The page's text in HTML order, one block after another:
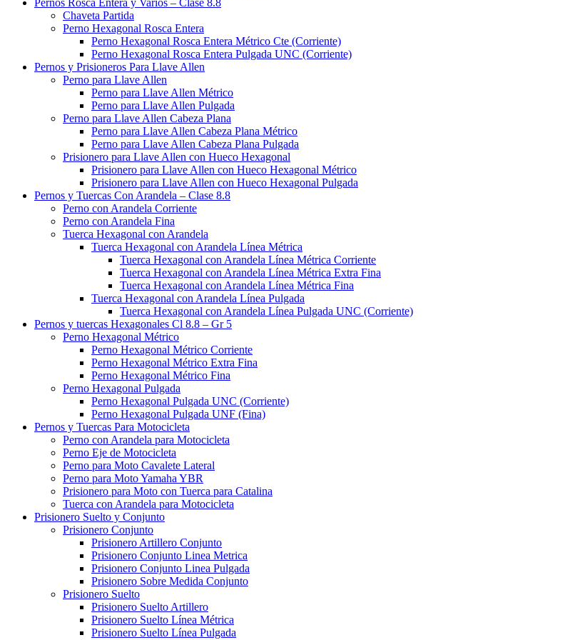
Pernos Rosca Entera y Varios – Clase 8.8
Chaveta Partida
Perno Hexagonal Rosca Entera
Perno Hexagonal Rosca Entera Métrico Cte (Corriente)
Perno Hexagonal Rosca Entera Pulgada UNC (Corriente)
Pernos y Prisioneros Para Llave Allen
Perno para Llave Allen
Perno para Llave Allen Métrico
Perno para Llave Allen Pulgada
Perno para Llave Allen Cabeza Plana
Perno para Llave Allen Cabeza Plana Métrico
Perno para Llave Allen Cabeza Plana Pulgada
Prisionero para Llave Allen con Hueco Hexagonal
Prisionero para Llave Allen con Hueco Hexagonal Métrico
Prisionero para Llave Allen con Hueco Hexagonal Pulgada
Pernos y Tuercas Con Arandela – Clase 8.8
Perno con Arandela Corriente
Perno con Arandela Fina
Tuerca Hexagonal con Arandela
Tuerca Hexagonal con Arandela Línea Métrica
Tuerca Hexagonal con Arandela Línea Métrica Corriente
Tuerca Hexagonal con Arandela Línea Métrica Extra Fina
Tuerca Hexagonal con Arandela Línea Métrica Fina
Tuerca Hexagonal con Arandela Línea Pulgada
Tuerca Hexagonal con Arandela Línea Pulgada UNC (Corriente)
Pernos y tuercas Hexagonales Cl 8.8 – Gr 5
Perno Hexagonal Métrico
Perno Hexagonal Métrico Corriente
Perno Hexagonal Métrico Extra Fina
Perno Hexagonal Métrico Fina
Perno Hexagonal Pulgada
Perno Hexagonal Pulgada UNC (Corriente)
Perno Hexagonal Pulgada UNF (Fina)
Pernos y Tuercas Para Motocicleta
Perno con Arandela para Motocicleta
Perno Eje de Motocicleta
Perno para Moto Cavalete Lateral
Perno para Moto Yamaha YBR
Prisionero para Moto con Tuerca para Catalina
Tuerca con Arandela para Motocicleta
Prisionero Suelto y Conjunto
Prisionero Conjunto
Prisionero Artillero Conjunto
Prisionero Conjunto Linea Metrica
Prisionero Conjunto Linea Pulgada
Prisionero Sobre Medida Conjunto
Prisionero Suelto
Prisionero Suelto Artillero
Prisionero Suelto Línea Métrica
Prisionero Suelto Línea Pulgada